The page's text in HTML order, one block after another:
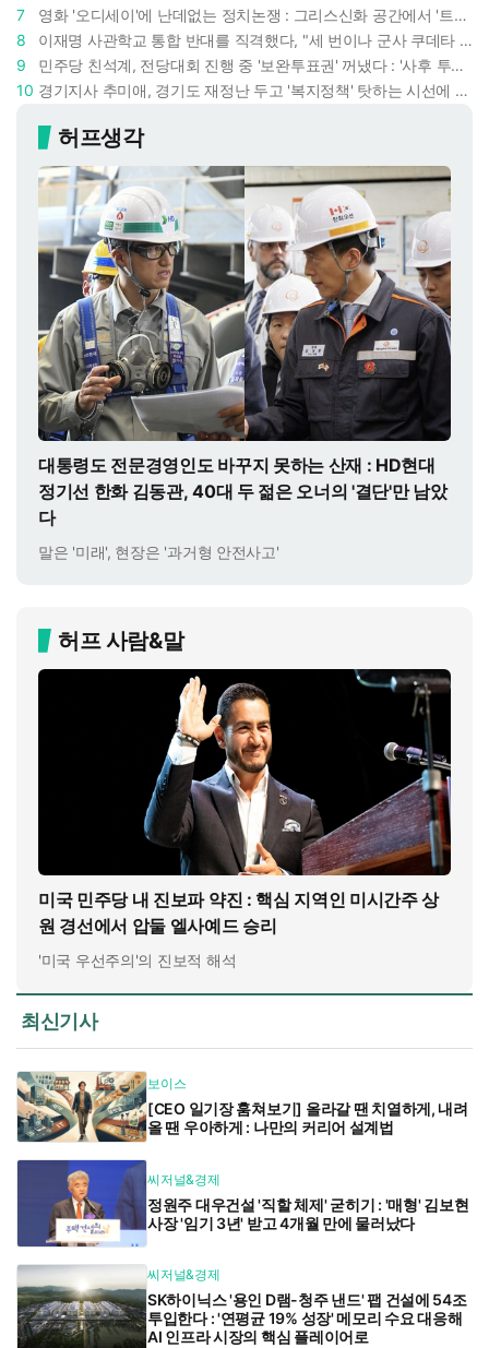
7
영화 '오디세이'에 난데없는 정치논쟁 : 그리스신화 공간에서 '트럼프 전쟁의 참혹함'이 보인다
8
이재명 사관학교 통합 반대를 직격했다, "세 번이나 군사 쿠데타 했는데 압도적 지위"
9
민주당 친석계, 전당대회 진행 중 '보완투표권' 꺼냈다 : '사후 투표 허용' 무리수에 정청래 "투표 쿠데타"
10
경기지사 추미애, 경기도 재정난 두고 '복지정책' 탓하는 시선에 정면 반박 : "고령자와 아이 인구 급증"
허프생각
대통령도 전문경영인도 바꾸지 못하는 산재 : HD현대
정기선 한화 김동관, 40대 두 젊은 오너의 '결단'만 남았
다
말은 '미래', 현장은 '과거형 안전사고'
허프 사람&말
미국 민주당 내 진보파 약진 : 핵심 지역인 미시간주 상
원 경선에서 압둘 엘사예드 승리
'미국 우선주의'의 진보적 해석
최신기사
보이스
[CEO 일기장 훔쳐보기] 올라갈 땐 치열하게, 내려
올 땐 우아하게 : 나만의 커리어 설계법
씨저널&경제
정원주 대우건설 '직할 체제' 굳히기 : '매형' 김보현
사장 '임기 3년' 받고 4개월 만에 물러났다
씨저널&경제
SK하이닉스 '용인 D램-청주 낸드' 팹 건설에 54조
투입한다 : '연평균 19% 성장' 메모리 수요 대응해
AI 인프라 시장의 핵심 플레이어로